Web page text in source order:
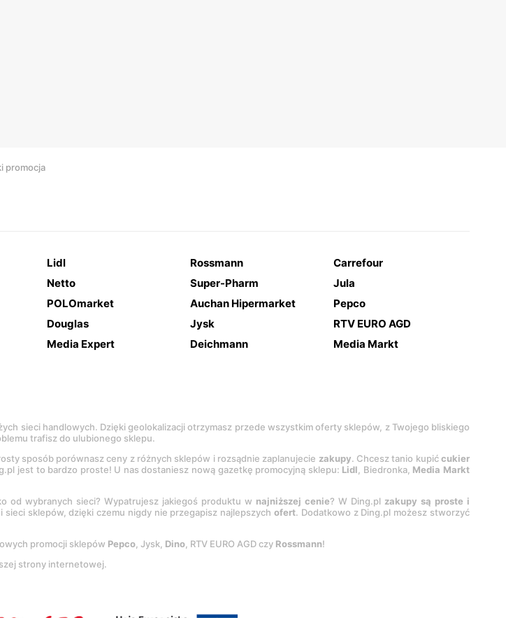
promocja
Lidl Rossmann
Carrefour
Netto Super-Pharm
Jula
POLOmarket Auchan Hipermarket
Pepco
Douglas Jysk
RTV EURO AGD
Media Expert Deichmann Media Markt
sieci handlowych. Dzięki geolokalizacji otrzymasz przede wszystkim oferty sklepów, z Twojego bliskiego
trafisz do ulubionego sklepu.
sposób porównasz ceny z różnych sklepów i rozsądnie zaplanujecie zakupy. Chcesz tanio kupićcukier
jest to bardzo proste! U nas dostaniesz nową gazetkę promocyjną sklepu: Lidl, Biedronka, Media Markt
od wybranych sieci? Wypatrujesz jakiegoś produktu w najniższej cenie? W Ding.pl zakupy są proste i
i sieci sklepów, dzięki czemu nigdy nie przegapisz najlepszychofert. Dodatkowo z Ding.pl możesz stworzyć
promocji sklepów Pepco, Jysk, Dino, RTV EURO AGD czy Rossmann!
strony internetowej.